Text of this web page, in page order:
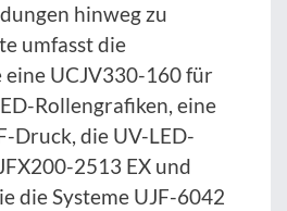
hinweg zu
umfasst die
UCJV330-160 für
Rollengrafiken, eine
Druck, die UV-LED-
2513 EX und
die Systeme UJF-6042